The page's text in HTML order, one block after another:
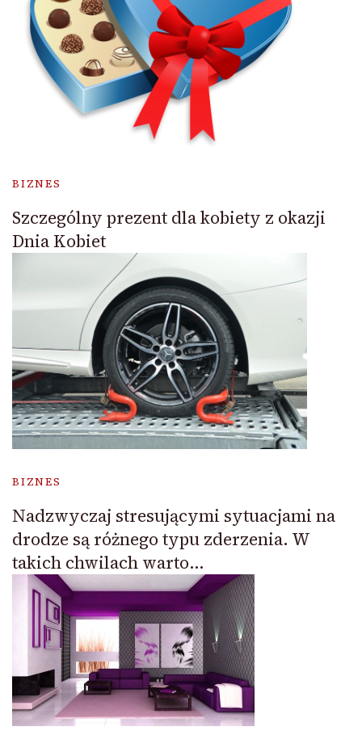
BIZNES
Szczególny prezent dla kobiety z okazji
Dnia Kobiet
BIZNES
Nadzwyczaj stresującymi sytuacjami na
drodze są różnego typu zderzenia. W
takich chwilach warto…